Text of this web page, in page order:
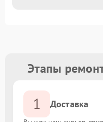
Этапы
1 Доставка